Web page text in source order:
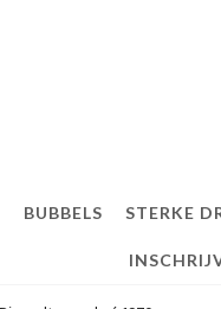
BUBBELS STERKE